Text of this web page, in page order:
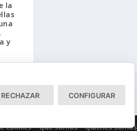
la
y
cookies Qué somos Quiénes somos
RECHAZAR CONFIGURAR